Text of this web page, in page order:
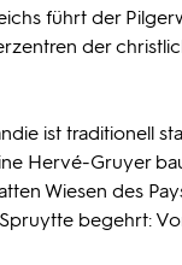
führt der
der
ist traditionell
Hervé-Gruyer
Wiesen des
begehrt: